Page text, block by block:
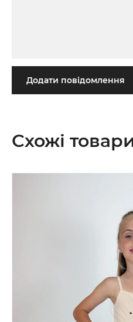
Додати повідомлення
Схожі